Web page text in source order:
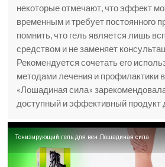
некоторые отмечают, что эффект
временным и требует постоянного
помнить, что гель является лишь
средством и не заменяет
Рекомендуется сочетать его
методами лечения и профилактики
«Лошадиная сила»
доступный и эффективный продукт
Тонизирующий гель для вен Лошадиная сила